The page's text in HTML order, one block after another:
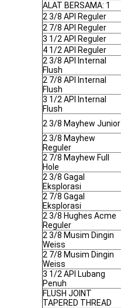
ALAT BERSAMA: 1
2 3/8 API Reguler
2 7/8 API Reguler
3 1/2 API Reguler
4 1/2 API Reguler
2 3/8 API Internal
Flush
2 7/8 API Internal
Flush
3 1/2 API Internal
Flush
2 3/8 Mayhew Junior
2 3/8 Mayhew
Reguler
2 7/8 Mayhew Full
Hole
2 3/8 Gagal
Eksplorasi
2 7/8 Gagal
Eksplorasi
2 3/8 Hughes Acme
Reguler
2 3/8 Musim Dingin
Weiss
2 7/8 Musim Dingin
Weiss
3 1/2 API Lubang
Penuh
FLUSH JOINT
TAPERED THREAD